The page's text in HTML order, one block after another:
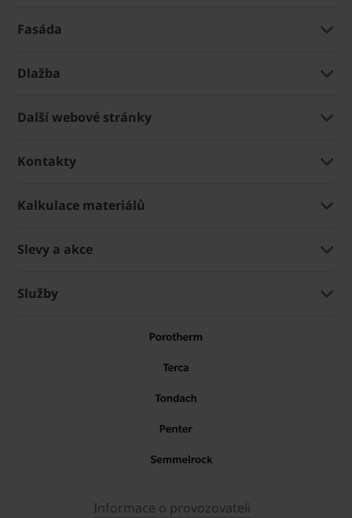
Fasáda
Dlažba
Další webové stránky
Kontakty
Kalkulace materiálů
Slevy a akce
Služby
Informace o provozovateli